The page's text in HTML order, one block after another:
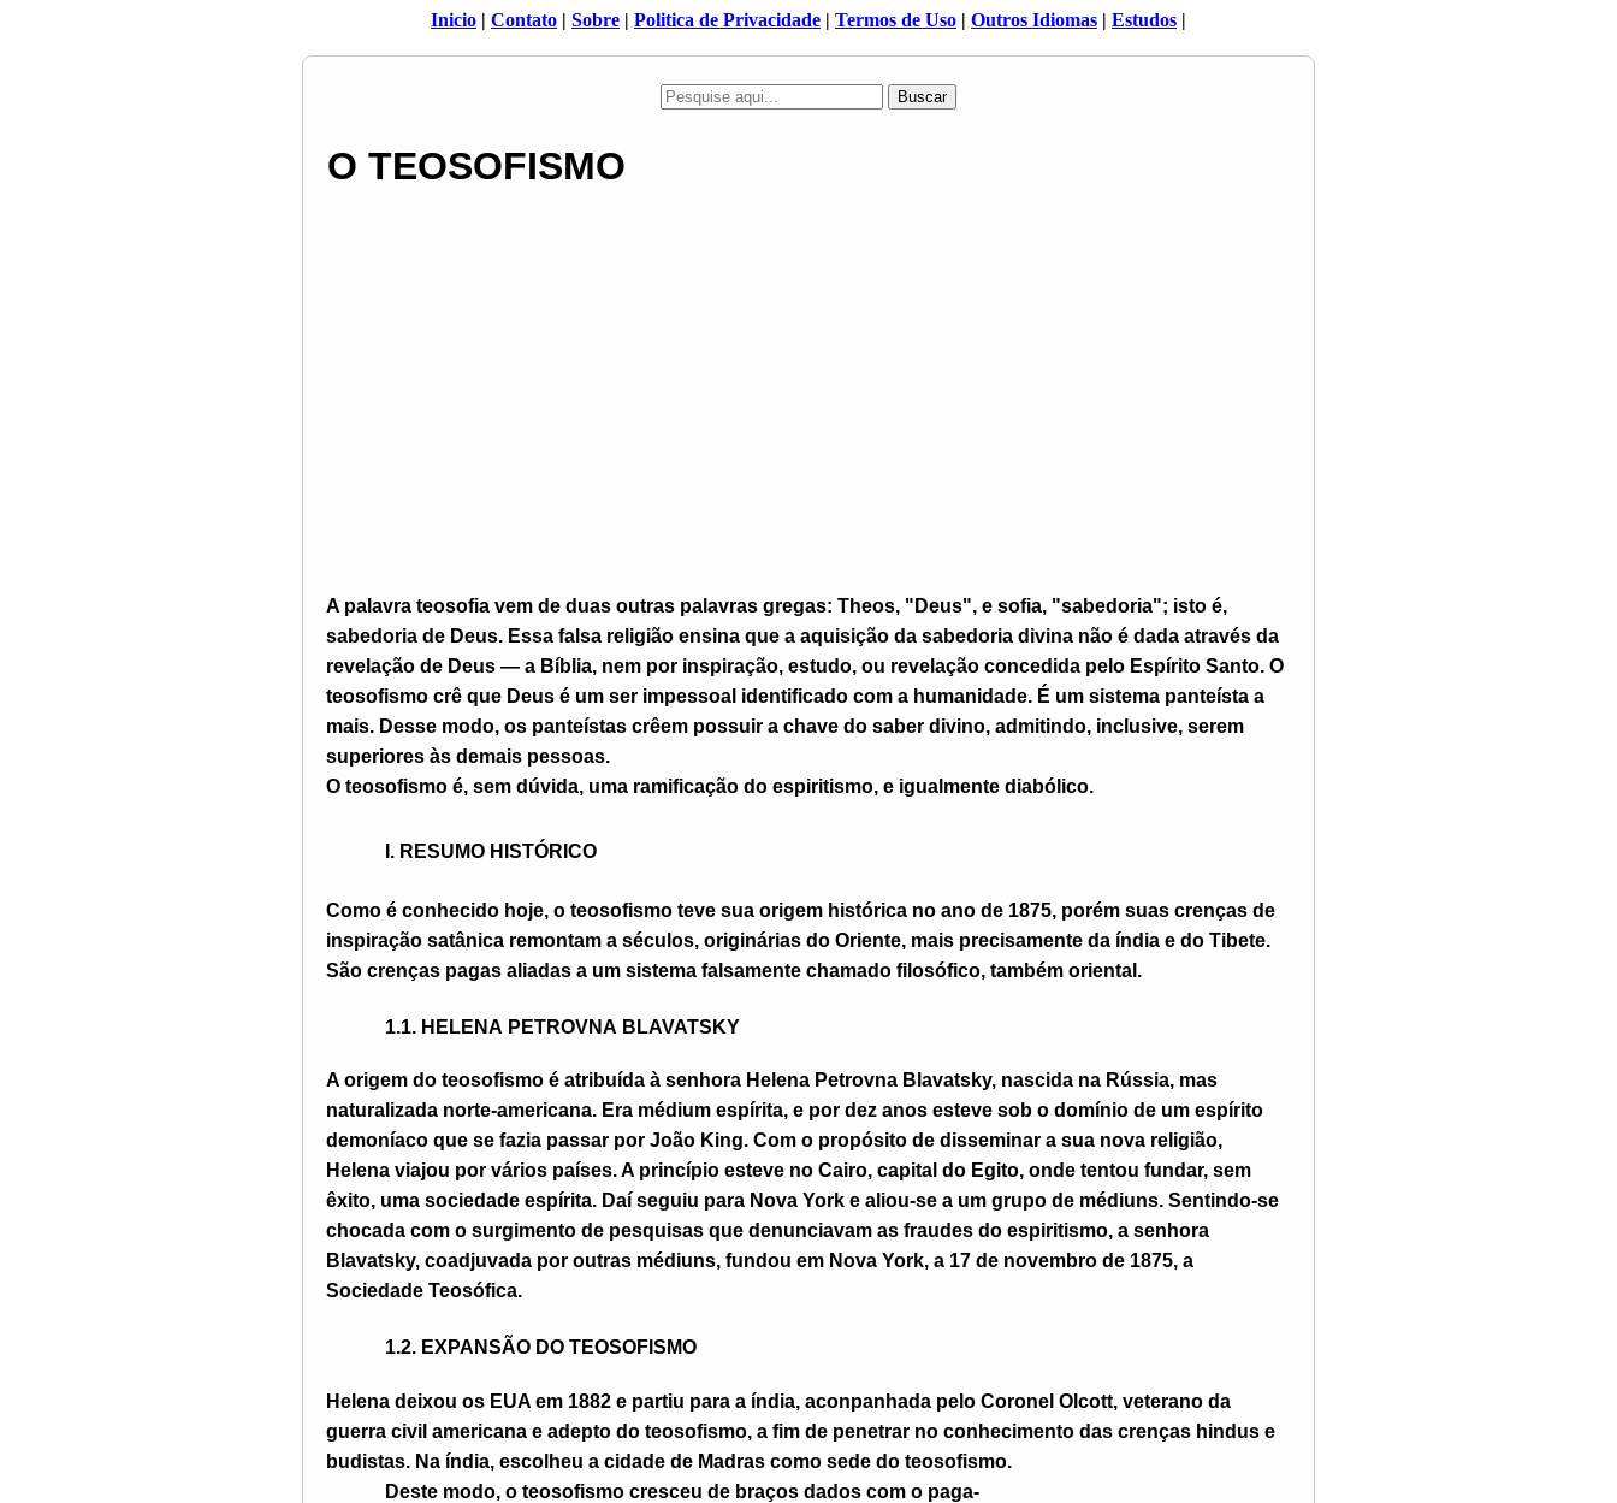
Inicio | Contato | Sobre | Politica de Privacidade | Termos de Uso | Outros Idiomas | Estudos |
Buscar
O TEOSOFISMO
A palavra teosofia vem de duas outras palavras gregas: Theos, "Deus", e sofia, "sabedoria"; isto é,
sabedoria de Deus. Essa falsa religião ensina que a aquisição da sabedoria divina não é dada através da
revelação de Deus — a Bíblia, nem por inspiração, estudo, ou revelação concedida pelo Espírito Santo. O
teosofismo crê que Deus é um ser impessoal identificado com a humanidade. É um sistema panteísta a
mais. Desse modo, os panteístas crêem possuir a chave do saber divino, admitindo, inclusive, serem
superiores às demais pessoas.
O teosofismo é, sem dúvida, uma ramificação do espiritismo, e igualmente diabólico.
I. RESUMO HISTÓRICO
Como é conhecido hoje, o teosofismo teve sua origem histórica no ano de 1875, porém suas crenças de
inspiração satânica remontam a séculos, originárias do Oriente, mais precisamente da índia e do Tibete.
São crenças pagas aliadas a um sistema falsamente chamado filosófico, também oriental.
1.1. H ELENA P ETROVNA B LAVATSKY
A origem do teosofismo é atribuída à senhora Helena Petrovna Blavatsky, nascida na Rússia, mas
naturalizada norte-americana. Era médium espírita, e por dez anos esteve sob o domínio de um espírito
demoníaco que se fazia passar por João King. Com o propósito de disseminar a sua nova religião,
Helena viajou por vários países. A princípio esteve no Cairo, capital do Egito, onde tentou fundar, sem
êxito, uma sociedade espírita. Daí seguiu para Nova York e aliou-se a um grupo de médiuns. Sentindo-se
chocada com o surgimento de pesquisas que denunciavam as fraudes do espiritismo, a senhora
Blavatsky, coadjuvada por outras médiuns, fundou em Nova York, a 17 de novembro de 1875, a
Sociedade Teosófica.
1.2. EXPANSÃO DO TEOSOFISMO
Helena deixou os EUA em 1882 e partiu para a índia, aconpanhada pelo Coronel Olcott, veterano da
guerra civil americana e adepto do teosofismo, a fim de penetrar no conhecimento das crenças hindus e
budistas. Na índia, escolheu a cidade de Madras como sede do teosofismo.
Deste modo, o teosofismo cresceu de braços dados com o paga-